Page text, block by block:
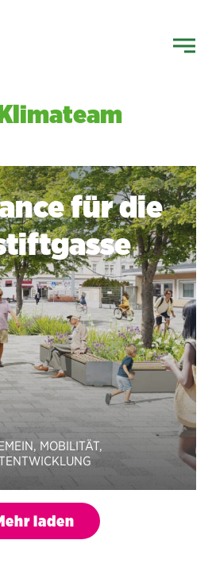
für die
, MOBILITÄT,
laden